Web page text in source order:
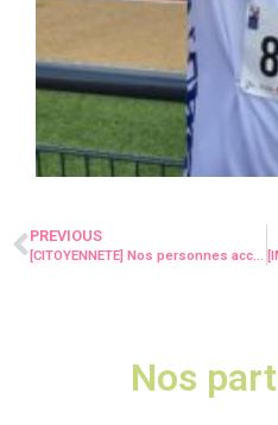
PREVIOUS
[CITOYENNETE] Nos personnes accompagnées au Conseil Municipal de la Ville de Vannes
Nos